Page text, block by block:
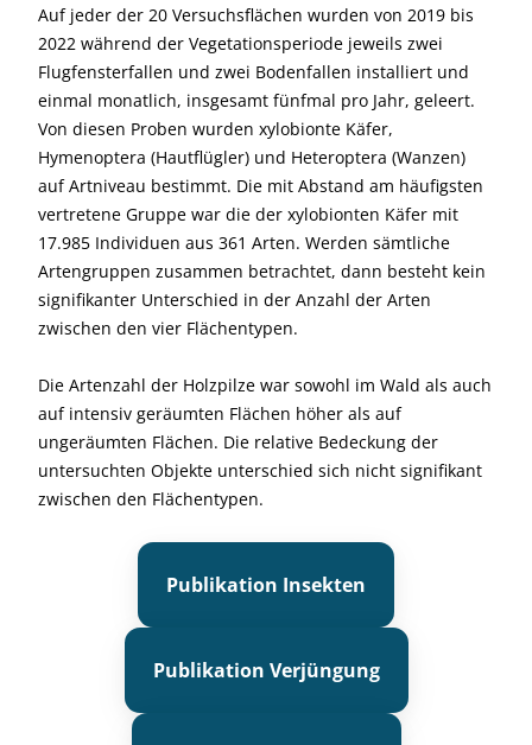
Auf jeder der 20 Versuchsflächen wurden von 2019 bis
2022 während der Vegetationsperiode jeweils zwei
Flugfensterfallen und zwei Bodenfallen installiert und
einmal monatlich, insgesamt fünfmal pro Jahr, geleert.
Von diesen Proben wurden xylobionte Käfer,
Hymenoptera (Hautflügler) und Heteroptera (Wanzen)
auf Artniveau bestimmt. Die mit Abstand am häufigsten
vertretene Gruppe war die der xylobionten Käfer mit
17.985 Individuen aus 361 Arten. Werden sämtliche
Artengruppen zusammen betrachtet, dann besteht kein
signifikanter Unterschied in der Anzahl der Arten
zwischen den vier Flächentypen.
Die Artenzahl der Holzpilze war sowohl im Wald als auch
auf intensiv geräumten Flächen höher als auf
ungeräumten Flächen. Die relative Bedeckung der
untersuchten Objekte unterschied sich nicht signifikant
zwischen den Flächentypen.
Publikation Insekten
Publikation Verjüngung